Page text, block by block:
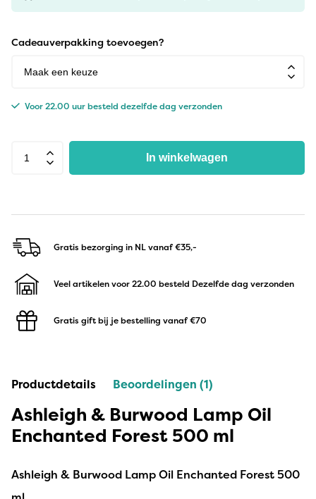
Cadeauverpakking toevoegen?
Voor 22.00 uur besteld dezelfde dag verzonden
In winkelwagen
Gratis bezorging in NLvanaf €35,-
Veel artikelen voor 22.00 besteld Dezelfde dag verzonden
Gratis gift bij je bestelling vanaf €70
Productdetails Beoordelingen (1)
Ashleigh & Burwood Lamp Oil
Enchanted Forest 500 ml
Ashleigh & Burwood Lamp Oil Enchanted Forest 500